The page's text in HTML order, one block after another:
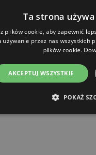
siarczan żelaza)
4a11 Endo-1,4-beta-
Ta strona
plików cookie, aby zapewnić
używanie przez nas wszystkich
plików cookie.
AKCEPTUJ WSZYSTKIE
POKAŻ